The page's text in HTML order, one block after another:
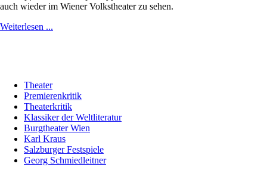
auch wieder im Wiener Volkstheater zu sehen.
Weiterlesen ...
Theater
Premierenkritik
Theaterkritik
Klassiker der Weltliteratur
Burgtheater Wien
Karl Kraus
Salzburger Festspiele
Georg Schmiedleitner